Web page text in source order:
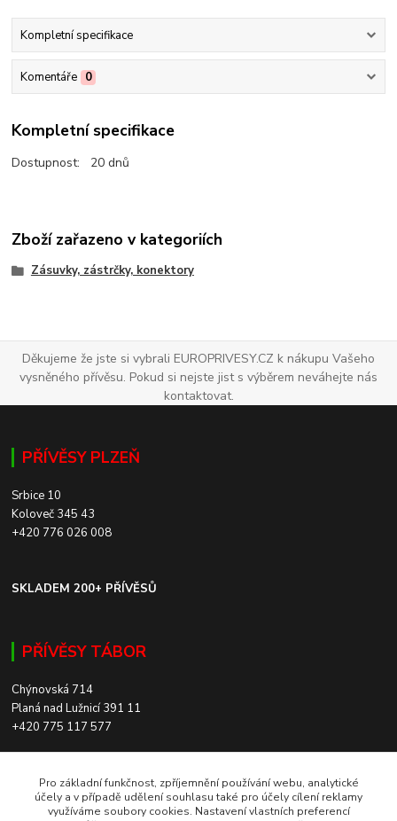
Kompletní specifikace
Komentáře 0
Kompletní specifikace
Dostupnost: 20 dnů
Zboží zařazeno v kategoriích
Zásuvky, zástrčky, konektory
Děkujeme že jste si vybrali EUROPRIVESY.CZ k nákupu Vašeho
vysněného přívěsu. Pokud si nejste jist s výběrem neváhejte nás
kontaktovat.
PŘÍVĚSY PLZEŇ
Srbice 10
Koloveč 345 43
+420 776 026 008
SKLADEM 200+ PŘÍVĚSŮ
PŘÍVĚSY TÁBOR
Chýnovská 714
Planá nad Lužnicí 391 11
+420 775 117 577
Pro základní funkčnost, zpříjemnění používání webu, analytické
účely a v případě udělení souhlasu také pro účely cílení reklamy
využíváme soubory cookies. Nastavení vlastních preferencí